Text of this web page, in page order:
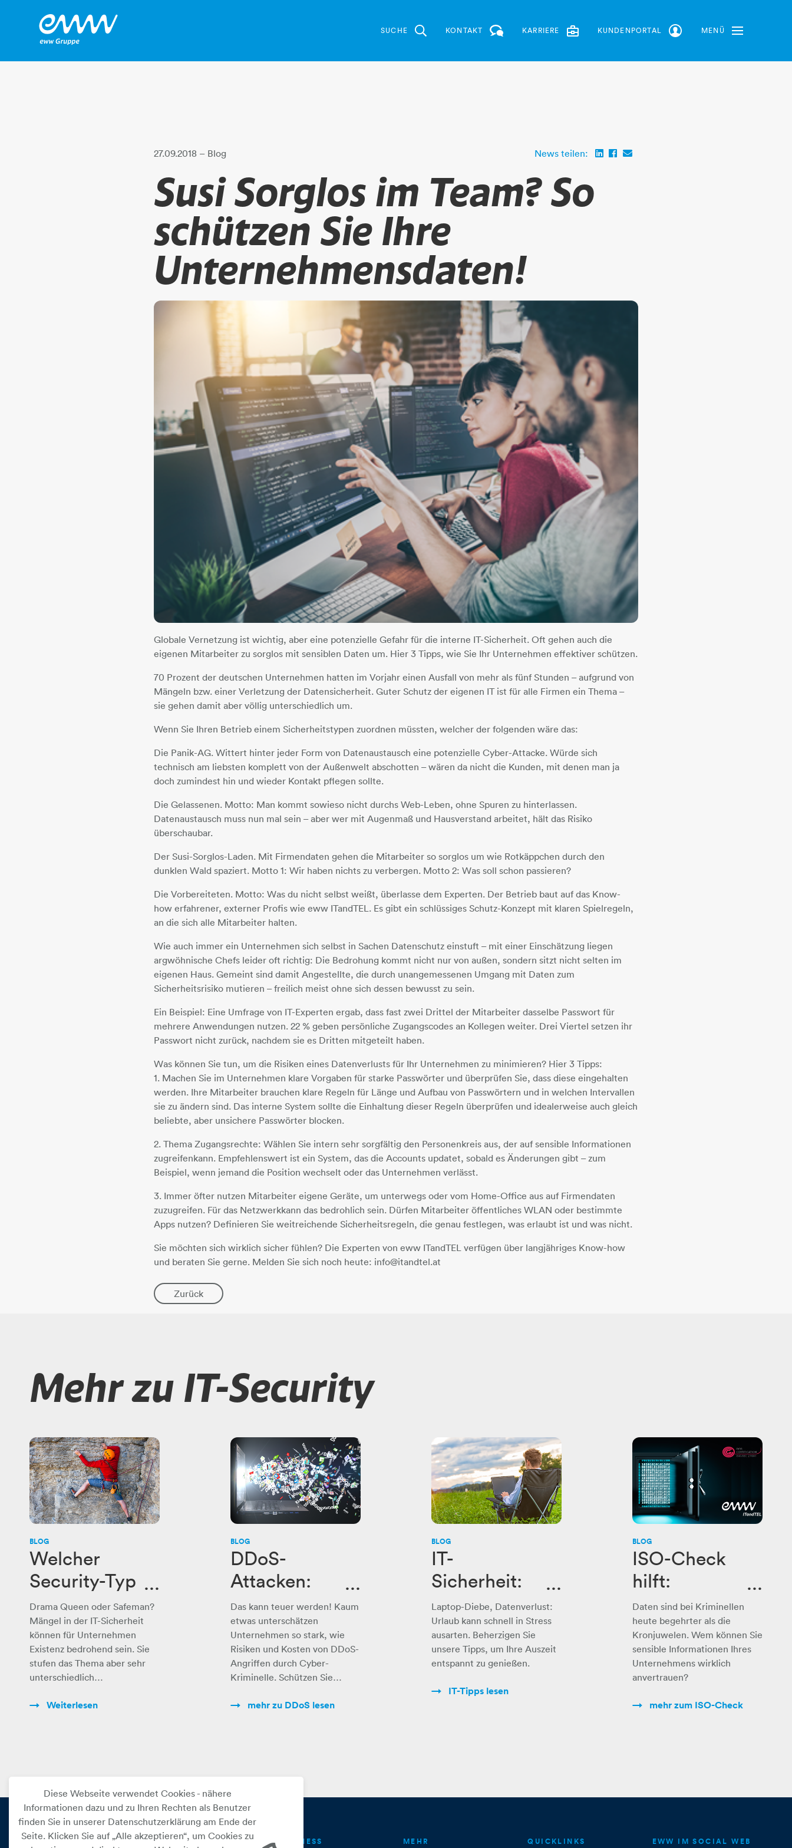
SUCHE KONTAKT KARRIERE KUNDENPORTAL MENÜ
Toggle Navbar
27.09.2018 – Blog News teilen:
Susi Sorglos im Team? So
schützen Sie Ihre
Unternehmensdaten!
Globale Vernetzung ist wichtig, aber eine potenzielle Gefahr für die interne IT-Sicherheit. Oft gehen auch die
eigenen Mitarbeiter zu sorglos mit sensiblen Daten um. Hier 3 Tipps, wie Sie Ihr Unternehmen effektiver schützen.
70 Prozent der deutschen Unternehmen hatten im Vorjahr einen Ausfall von mehr als fünf Stunden – aufgrund von
Mängeln bzw. einer Verletzung der Datensicherheit. Guter Schutz der eigenen IT ist für alle Firmen ein Thema –
sie gehen damit aber völlig unterschiedlich um.
Wenn Sie Ihren Betrieb einem Sicherheitstypen zuordnen müssten, welcher der folgenden wäre das:
Die Panik-AG. Wittert hinter jeder Form von Datenaustausch eine potenzielle Cyber-Attacke. Würde sich
technisch am liebsten komplett von der Außenwelt abschotten – wären da nicht die Kunden, mit denen man ja
doch zumindest hin und wieder Kontakt pflegen sollte.
Die Gelassenen. Motto: Man kommt sowieso nicht durchs Web-Leben, ohne Spuren zu hinterlassen.
Datenaustausch muss nun mal sein – aber wer mit Augenmaß und Hausverstand arbeitet, hält das Risiko
überschaubar.
Der Susi-Sorglos-Laden. Mit Firmendaten gehen die Mitarbeiter so sorglos um wie Rotkäppchen durch den
dunklen Wald spaziert. Motto 1: Wir haben nichts zu verbergen. Motto 2: Was soll schon passieren?
Die Vorbereiteten. Motto: Was du nicht selbst weißt, überlasse dem Experten. Der Betrieb baut auf das Know-
how erfahrener, externer Profis wie eww ITandTEL. Es gibt ein schlüssiges Schutz-Konzept mit klaren Spielregeln,
an die sich alle Mitarbeiter halten.
Wie auch immer ein Unternehmen sich selbst in Sachen Datenschutz einstuft – mit einer Einschätzung liegen
argwöhnische Chefs leider oft richtig: Die Bedrohung kommt nicht nur von außen, sondern sitzt nicht selten im
eigenen Haus. Gemeint sind damit Angestellte, die durch unangemessenen Umgang mit Daten zum
Sicherheitsrisiko mutieren – freilich meist ohne sich dessen bewusst zu sein.
Ein Beispiel: Eine Umfrage von IT-Experten ergab, dass fast zwei Drittel der Mitarbeiter dasselbe Passwort für
mehrere Anwendungen nutzen. 22 % geben persönliche Zugangscodes an Kollegen weiter. Drei Viertel setzen ihr
Passwort nicht zurück, nachdem sie es Dritten mitgeteilt haben.
Was können Sie tun, um die Risiken eines Datenverlusts für Ihr Unternehmen zu minimieren? Hier 3 Tipps:
1. Machen Sie im Unternehmen klare Vorgaben für starke Passwörter und überprüfen Sie, dass diese eingehalten
werden. Ihre Mitarbeiter brauchen klare Regeln für Länge und Aufbau von Passwörtern und in welchen Intervallen
sie zu ändern sind. Das interne System sollte die Einhaltung dieser Regeln überprüfen und idealerweise auch gleich
beliebte, aber unsichere Passwörter blocken.
2. Thema Zugangsrechte: Wählen Sie intern sehr sorgfältig den Personenkreis aus, der auf sensible Informationen
zugreifenkann. Empfehlenswert ist ein System, das die Accounts updatet, sobald es Änderungen gibt – zum
Beispiel, wenn jemand die Position wechselt oder das Unternehmen verlässt.
3. Immer öfter nutzen Mitarbeiter eigene Geräte, um unterwegs oder vom Home-Office aus auf Firmendaten
zuzugreifen. Für das Netzwerkkann das bedrohlich sein. Dürfen Mitarbeiter öffentliches WLAN oder bestimmte
Apps nutzen? Definieren Sie weitreichende Sicherheitsregeln, die genau festlegen, was erlaubt ist und was nicht.
Sie möchten sich wirklich sicher fühlen? Die Experten von eww ITandTEL verfügen über langjähriges Know-how
und beraten Sie gerne. Melden Sie sich noch heute: info@itandtel.at
Zurück
Mehr zu IT-Security
BLOG
Welcher
Security-Typ
sind Sie?
Drama Queen oder Safeman?
Mängel in der IT-Sicherheit
können für Unternehmen
Existenz bedrohend sein. Sie
stufen das Thema aber sehr
unterschiedlich…
Weiterlesen
BLOG
DDoS-
Attacken:
Die
unterschätzt
e Gefahr, die
Milliarden
Das kann teuer werden! Kaum
etwas unterschätzen
Unternehmen so stark, wie
Risiken und Kosten von DDoS-
Angriffen durch Cyber-
Kriminelle. Schützen Sie…
mehr zu DDoS lesen
BLOG
IT-
Sicherheit:
So kommt
das richtige
Urlaubsfeelin
g auf
Laptop-Diebe, Datenverlust:
Urlaub kann schnell in Stress
ausarten. Beherzigen Sie
unsere Tipps, um Ihre Auszeit
entspannt zu genießen.
IT-Tipps lesen
BLOG
ISO-Check
hilft:
Aufpassen,
wem Sie
Ihren
Datenschatz
Daten sind bei Kriminellen
heute begehrter als die
Kronjuwelen. Wem können Sie
sensible Informationen Ihres
Unternehmens wirklich
anvertrauen?
mehr zum ISO-Check
PRIVAT BUSINESS MEHR QUICKLINKS EWW IM SOCIAL WEB
Diese Webseite verwendet Cookies - nähere
Informationen dazu und zu Ihren Rechten als Benutzer
finden Sie in unserer Datenschutzerklärung am Ende der
Seite. Klicken Sie auf „Alle akzeptieren“, um Cookies zu